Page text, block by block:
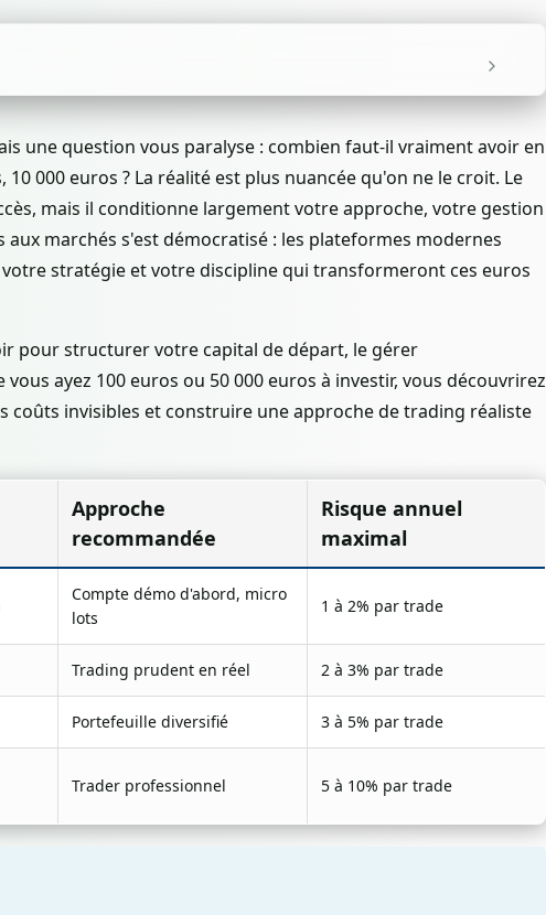
une question vous paralyse : combien faut-il vraiment avoir en
000 euros ? La réalité est plus nuancée qu'on ne le croit. Le
mais il conditionne largement votre approche, votre gestion
marchés s'est démocratisé : les plateformes modernes
stratégie et votre discipline qui transformeront ces euros
pour structurer votre capital de départ, le gérer
ayez 100 euros ou 50 000 euros à investir, vous découvrirez
coûts invisibles et construire une approche de trading réaliste
Approche
recommandée
Risque annuel
maximal
Compte démo d'abord, micro
lots
1 à 2% par trade
Trading prudent en réel 2 à 3% par trade
Portefeuille diversifié 3 à 5% par trade
Trader professionnel 5 à 10% par trade